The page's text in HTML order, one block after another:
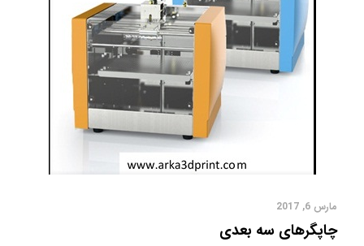
مارس 6, 2017
چاپگرهای سه بعدی